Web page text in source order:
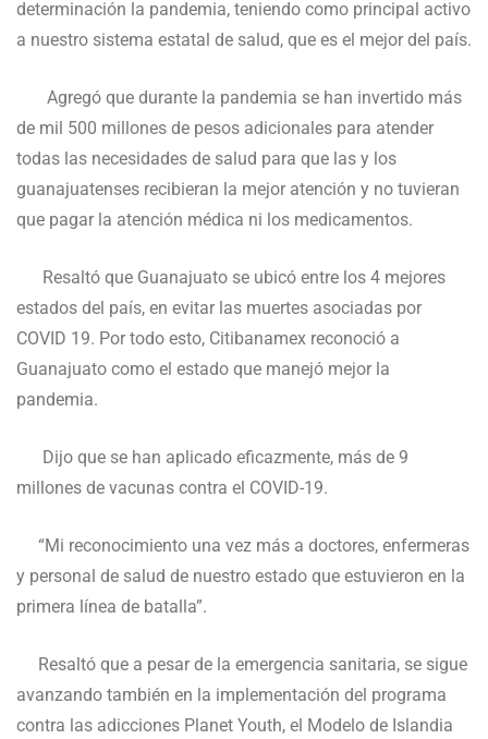
determinación la pandemia, teniendo como principal activo
a nuestro sistema estatal de salud, que es el mejor del país.
Agregó que durante la pandemia se han invertido más
de mil 500 millones de pesos adicionales para atender
todas las necesidades de salud para que las y los
guanajuatenses recibieran la mejor atención y no tuvieran
que pagar la atención médica ni los medicamentos.
Resaltó que Guanajuato se ubicó entre los 4 mejores
estados del país, en evitar las muertes asociadas por
COVID 19. Por todo esto, Citibanamex reconoció a
Guanajuato como el estado que manejó mejor la
pandemia.
Dijo que se han aplicado eficazmente, más de 9
millones de vacunas contra el COVID-19.
“Mi reconocimiento una vez más a doctores, enfermeras
y personal de salud de nuestro estado que estuvieron en la
primera línea de batalla”.
Resaltó que a pesar de la emergencia sanitaria, se sigue
avanzando también en la implementación del programa
contra las adicciones Planet Youth, el Modelo de Islandia